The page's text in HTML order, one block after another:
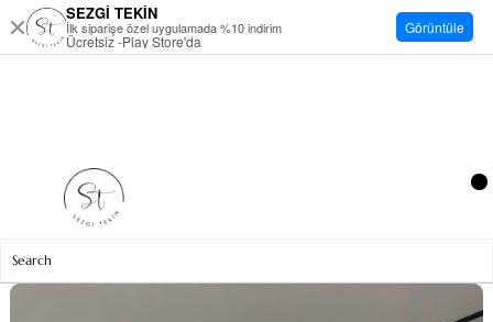
SEZGİ TEKİN
İlk siparişe özel uygulamada %10 indirim
Ücretsiz -Play Store'da
Görüntüle